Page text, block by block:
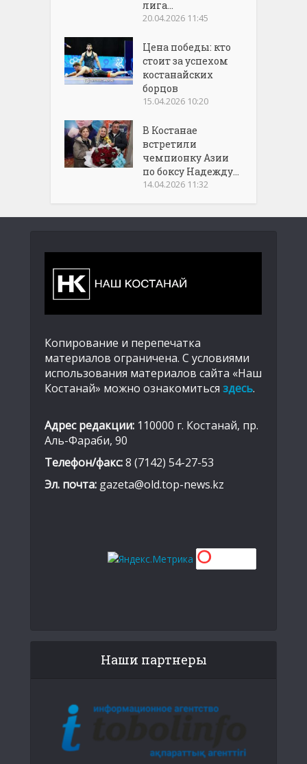
лига...
20.04.2026 11:45
Цена победы: кто
стоит за успехом
костанайских
борцов
15.04.2026 10:20
В Костанае
встретили
чемпионку Азии
по боксу Надежду...
14.04.2026 11:32
Копирование и перепечатка
материалов ограничена. С условиями
использования материалов сайта «Наш
Костанай» можно ознакомиться здесь.
Адрес редакции: 110000 г. Костанай, пр.
Аль-Фараби, 90
Телефон/факс:8 (7142) 54-27-53
Эл. почта: gazeta@old.top-news.kz
Наши партнеры